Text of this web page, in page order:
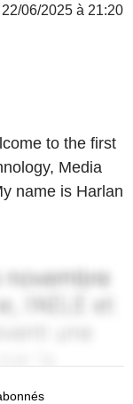
06/2025 à 21:20
to the first
Media
name is Harlan